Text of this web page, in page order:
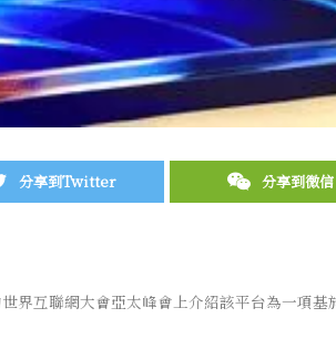
分享到Twitter 分享到微信
互聯網大會亞太峰會上介紹該平台為一項基